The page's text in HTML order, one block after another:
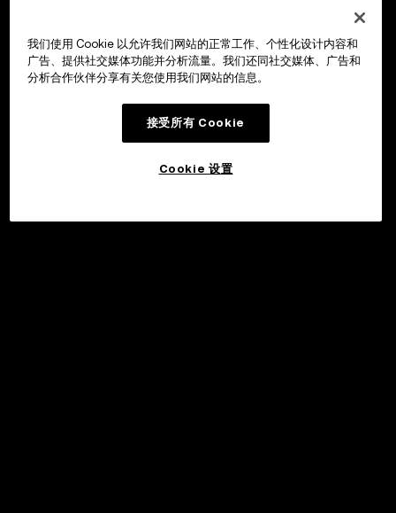
我们使用 Cookie 以允许我们网站的正常工作、个性化设计内容和
广告、提供社交媒体功能并分析流量。我们还同社交媒体、广告和
分析合作伙伴分享有关您使用我们网站的信息。
接受所有 Cookie
Cookie 设置